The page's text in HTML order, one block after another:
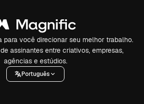
para você direcionar seu melhor trabalho.
assinantes entre criativos, empresas,
agências e estúdios.
Português